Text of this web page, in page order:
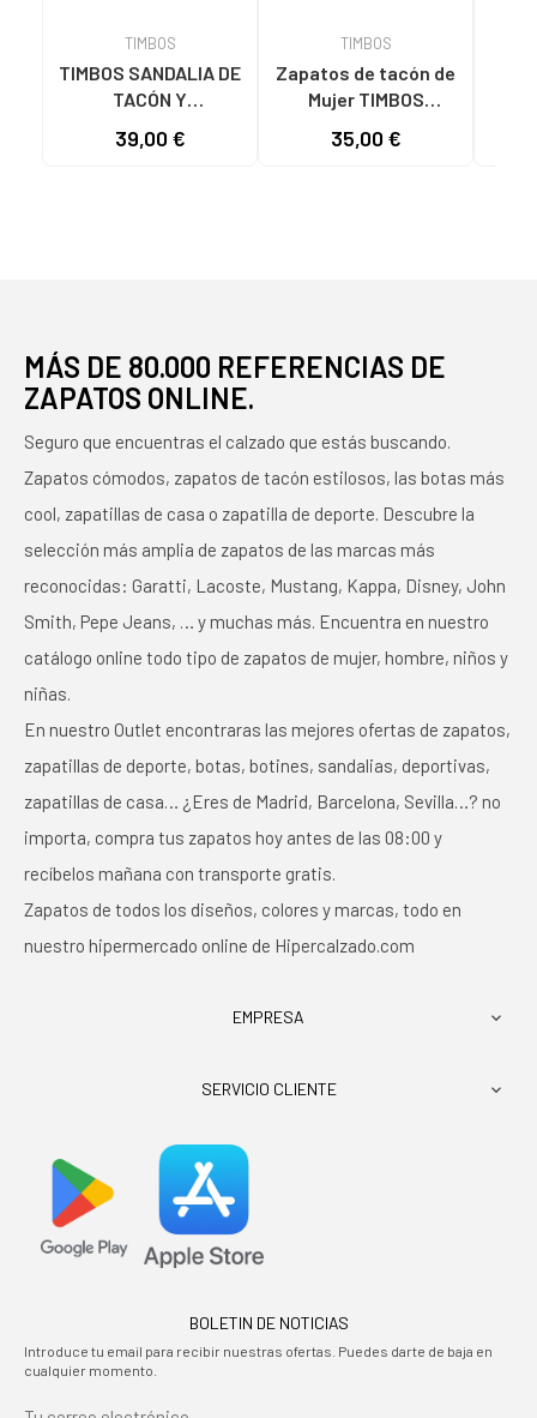
TIMBOS
TIMBOS SANDALIA DE
TACÓN Y
MODELO 131423
39,00 €
TIMBOS
Zapatos de tacón de
Mujer TIMBOS
VESTIR MUJER
35,00 €
MÁS DE 80.000 REFERENCIAS DE
ZAPATOS ONLINE.
Seguro que encuentras el calzado que estás buscando.
Zapatos cómodos, zapatos de tacón estilosos, las botas más
cool, zapatillas de casa o zapatilla de deporte. Descubre la
selección más amplia de zapatos de las marcas más
reconocidas: Garatti, Lacoste, Mustang, Kappa, Disney, John
Smith, Pepe Jeans, … y muchas más. Encuentra en nuestro
catálogo online todo tipo de zapatos de mujer, hombre, niños y
niñas.
En nuestro Outlet encontraras las mejores ofertas de zapatos,
zapatillas de deporte, botas, botines, sandalias, deportivas,
zapatillas de casa… ¿Eres de Madrid, Barcelona, Sevilla…? no
importa, compra tus zapatos hoy antes de las 08:00 y
recíbelos mañana con transporte gratis.
Zapatos de todos los diseños, colores y marcas, todo en
nuestro hipermercado online de Hipercalzado.com
EMPRESA 
SERVICIO CLIENTE 
BOLETIN DE NOTICIAS
Introduce tu email para recibir nuestras ofertas. Puedes darte de baja en
cualquier momento.